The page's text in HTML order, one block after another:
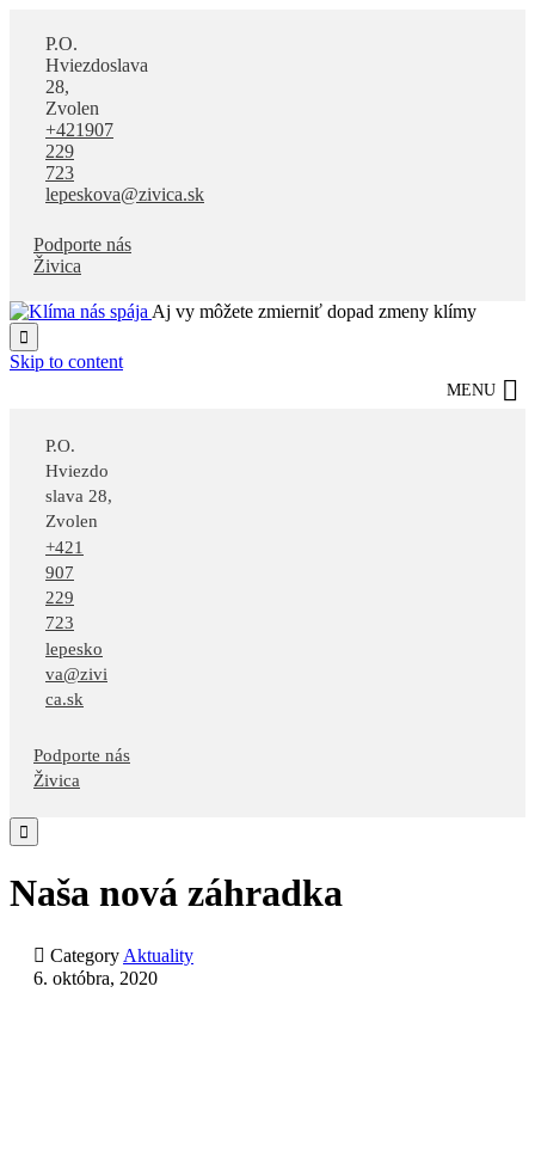
P.O.
Hviezdoslava
28,
Zvolen
+421907
229
723
lepeskova@zivica.sk
Podporte nás
Živica
Aj vy môžete zmierniť dopad zmeny klímy

Skip to content
MENU
P.O.
Hviezdo
slava 28,
Zvolen
+421
907
229
723
lepesko
va@zivi
ca.sk
Podporte nás
Živica

Naša nová záhradka
 Category Aktuality
6. októbra, 2020